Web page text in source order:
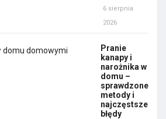
6 sierpnia
2026
Pranie
kanapy i
narożnika w
domu –
sprawdzone
metody i
najczęstsze
błędy